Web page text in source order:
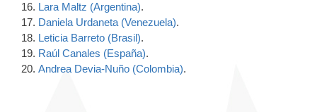
16. Lara Maltz (Argentina).
17. Daniela Urdaneta (Venezuela).
18. Leticia Barreto (Brasil).
19. Raúl Canales (España).
20. Andrea Devia-Nuño (Colombia).